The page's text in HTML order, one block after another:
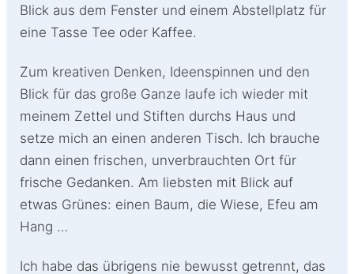
Blick aus dem Fenster und einem Abstellplatz für
eine Tasse Tee oder Kaffee.
Zum kreativen Denken, Ideenspinnen und den
Blick für das große Ganze laufe ich wieder mit
meinem Zettel und Stiften durchs Haus und
setze mich an einen anderen Tisch. Ich brauche
dann einen frischen, unverbrauchten Ort für
frische Gedanken. Am liebsten mit Blick auf
etwas Grünes: einen Baum, die Wiese, Efeu am
Hang …
Ich habe das übrigens nie bewusst getrennt, das